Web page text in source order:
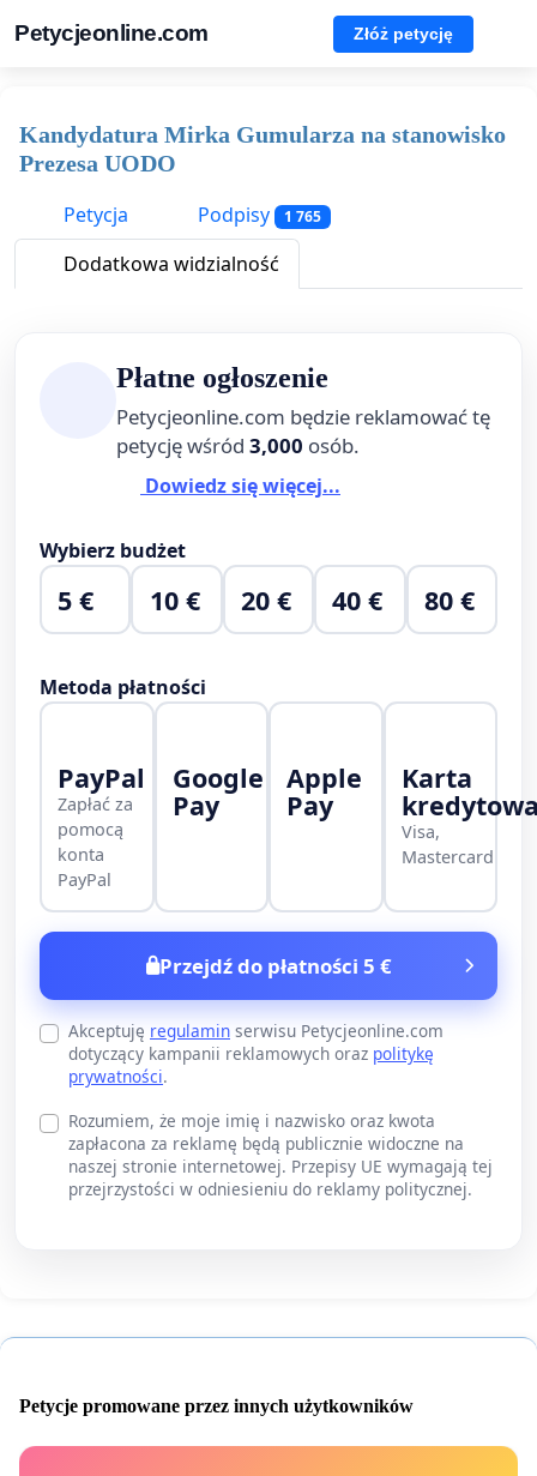
Petycjeonline.com Złóż petycję
Kandydatura Mirka Gumularza na stanowisko
Prezesa UODO
Petycja
Podpisy 1 765
Dodatkowa widzialność
Płatne ogłoszenie
Petycjeonline.com będzie reklamować tę
petycję wśród 3,000 osób.
Dowiedz się więcej...
Wybierz budżet
5 € 10 € 20 € 40 € 80 €
Metoda płatności
PayPal
Zapłać za
pomocą
konta
PayPal
Google
Pay
Apple
Pay
Karta
Visa,
Mastercard
Przejdź do płatności 5 €
Akceptuję regulamin serwisu Petycjeonline.com
dotyczący kampanii reklamowych oraz politykę
prywatności.
Rozumiem, że moje imię i nazwisko oraz kwota
zapłacona za reklamę będą publicznie widoczne na
naszej stronie internetowej. Przepisy UE wymagają tej
przejrzystości w odniesieniu do reklamy politycznej.
Petycje promowane przez innych użytkowników